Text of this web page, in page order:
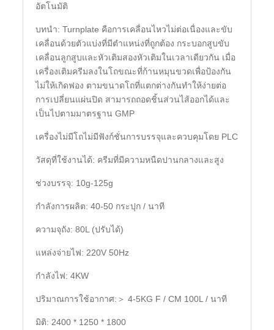
อัตโนมัติ
บทนำ: Turnplate คือการเคลื่อนไหวไม่ต่อเนื่องและขับ
เคลื่อนด้วยตัวแบ่งที่มีตำแหน่งที่ถูกต้อง กระบอกสูบขับ
เคลื่อนลูกสูบและหัวเติมสองหัวเติมในเวลาเดียวกัน เมื่อ
เครื่องเติมครีมลงในโถขณะที่ก้านหมุนขวดเพื่อป้องกัน
ไม่ให้เกิดฟอง ตามขนาดโถที่แตกต่างกันทำให้ง่ายต่อ
การเปลี่ยนแผ่นปิด สามารถถอดชิ้นส่วนไส้ออกได้และ
เป็นไปตามมาตรฐาน GMP
เครื่องไม่มีโถไม่มีฟังก์ชั่นการบรรจุและควบคุมโดย PLC
วัสดุที่ใช้งานได้: ครีมที่มีความหนืดปานกลางและสูง
ช่วงบรรจุ: 10g-125g
กำลังการผลิต: 40-50 กระปุก / นาที
ความจุถัง: 80L (ปรับได้)
แหล่งจ่ายไฟ: 220V 50Hz
กำลังไฟ: 4KW
ปริมาณการใช้อากาศ:＞ 4-5KG F / CM 100L / นาที
มิติ: 2400 * 1250 * 1800